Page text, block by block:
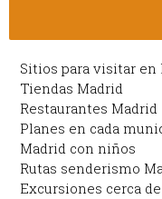
Sitios para visitar en
Tiendas Madrid
Restaurantes Madrid
Planes en cada
Madrid con niños
Rutas senderismo
Excursiones cerca